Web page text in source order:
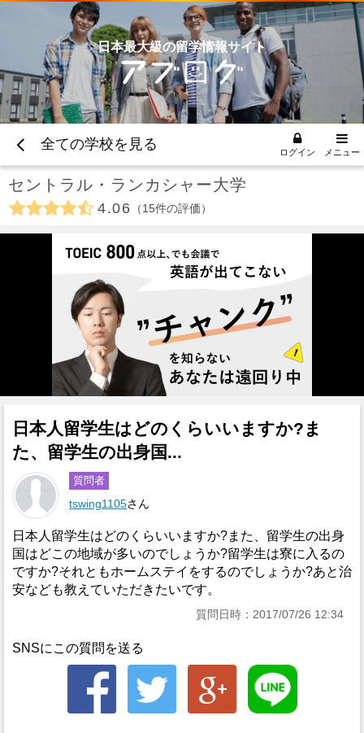
日本最大級の留学情報サイト
全ての学校を見る ログイン メニュー
セントラル・ランカシャー大学
4.06 15件の評価
日本人留学生はどのくらいいますか?ま
た、留学生の出身国...
質問者
tswing1105さん
日本人留学生はどのくらいいますか?また、留学生の出身
国はどこの地域が多いのでしょうか?留学生は寮に入るの
ですか?それともホームステイをするのでしょうか?あと治
安なども教えていただきたいです。
質問日時：2017/07/26 12:34
SNSにこの質問を送る